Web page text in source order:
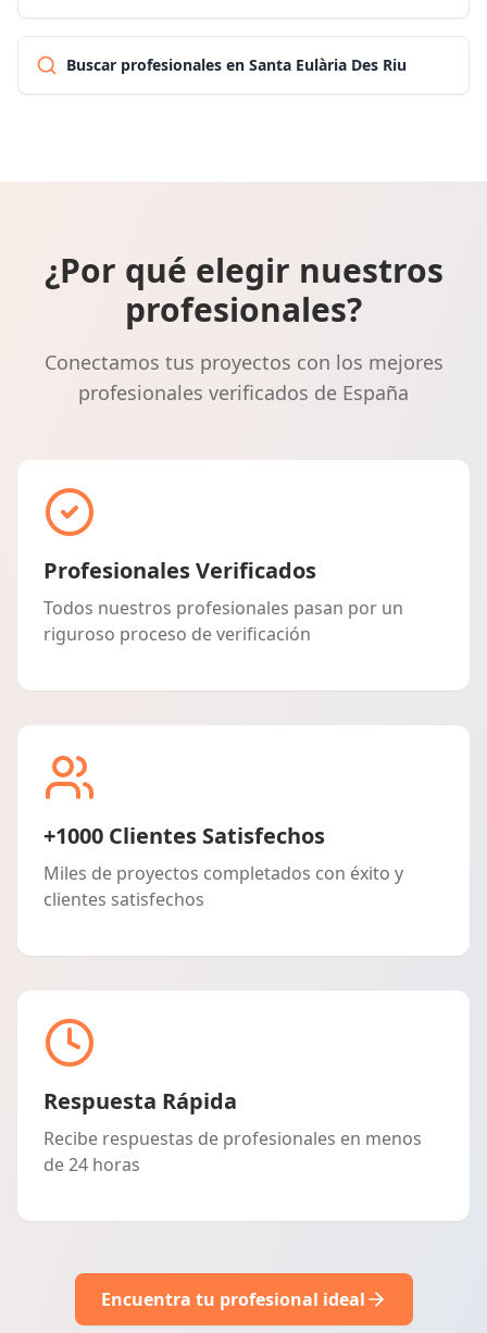
Buscar profesionales en Santa Eulària Des Riu
¿Por qué elegir nuestros
profesionales?
Conectamos tus proyectos con los mejores
profesionales verificados de España
Profesionales Verificados
Todos nuestros profesionales pasan por un
riguroso proceso de verificación
+1000 Clientes Satisfechos
Miles de proyectos completados con éxito y
clientes satisfechos
Respuesta Rápida
Recibe respuestas de profesionales en menos
de 24 horas
Encuentra tu profesional ideal